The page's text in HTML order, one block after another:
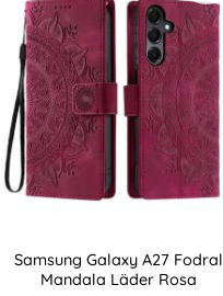
Samsung Galaxy A27 Fodral
Mandala Läder Rosa